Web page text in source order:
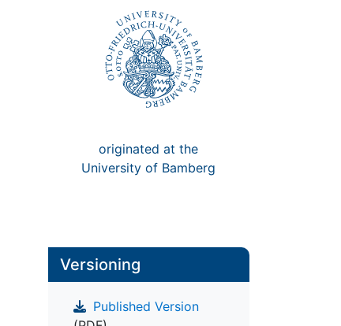
originated at the
University of Bamberg
Versioning
Published Version